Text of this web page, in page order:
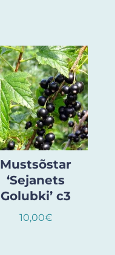
Mustsõstar
‘Sejanets
Golubki’ c3
10,00€